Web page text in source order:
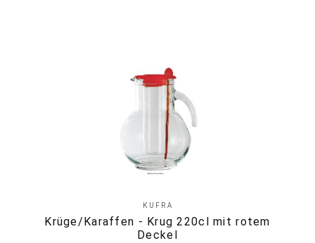
KUFRA
Krüge/Karaffen - Krug 220cl mit rotem
Deckel